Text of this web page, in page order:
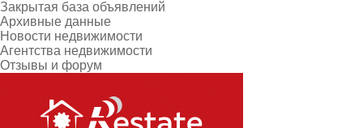
Закрытая база объявлений
Архивные данные
Новости недвижимости
Агентства недвижимости
Отзывы и форум